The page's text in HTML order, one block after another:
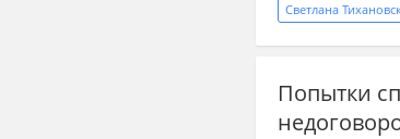
Светлана
Вооруженные
Попытки